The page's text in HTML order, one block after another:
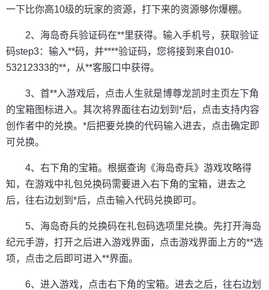
一下比你高10级的玩家的资源，打下来的资源够你爆棚。
2、海岛奇兵验证码在**里获得。输入手机号，获取验证
码step3：输入**码，并****验证码，您将接到来自010-
53212333的**，从**客服口中获得。
3、首**入游戏后，点击人生就是博尊龙凯时主页左下角
的宝箱图标进入。其次将界面往右边划到*后，点击支持内容
创作者中的兑换。*后把要兑换的代码输入进去，点击确定即
可兑换。
4、右下角的宝箱。根据查询《海岛奇兵》游戏攻略得
知，在游戏中礼包兑换码需要进入右下角的宝箱，进去之
后，往右边划到*后，点击输入代码兑换即可。
5、海岛奇兵的兑换码在礼包码选项里兑换。先打开海岛
纪元手游，打开之后进入游戏界面，点击游戏界面上方的**选
项，点击之后即可进入**界面。
6、进入游戏，点击右下角的宝箱。进去之后，往右边划